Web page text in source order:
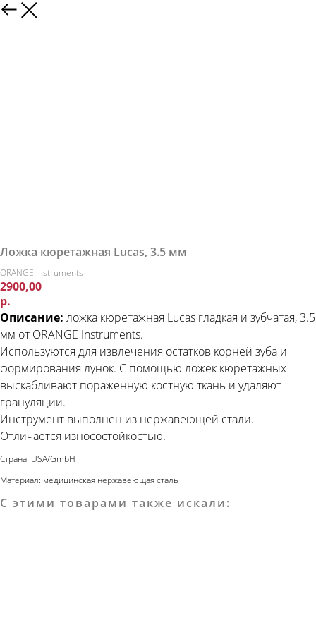
Ложка кюретажная Lucas, 3.5 мм
ORANGE Instruments
2900,00
р.
Описание: ложка кюретажная Lucas гладкая и зубчатая, 3.5
мм от ORANGE Instruments.
Используются для извлечения остатков корней зуба и
формирования лунок. С помощью ложек кюретажных
выскабливают пораженную костную ткань и удаляют
грануляции.
Инструмент выполнен из нержавеющей стали.
Отличается износостойкостью.
Страна: USA/GmbH
Материал: медицинская нержавеющая сталь
С этими товарами также искали: